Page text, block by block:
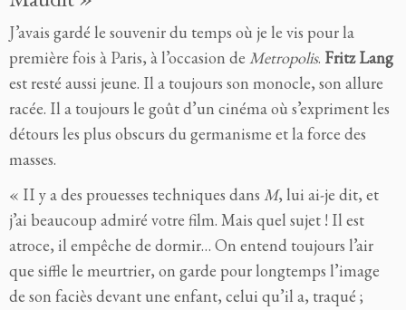
J’avais gardé le souvenir du temps où je le vis pour la
première fois à Paris, à l’occasion de Metropolis. Fritz Lang
est resté aussi jeune. Il a toujours son monocle, son allure
racée. Il a toujours le goût d’un cinéma où s’expriment les
détours les plus obscurs du germanisme et la force des
masses.
« II y a des prouesses techniques dans M, lui ai-je dit, et
j’ai beaucoup admiré votre film. Mais quel sujet ! Il est
atroce, il empêche de dormir… On entend toujours l’air
que siffle le meurtrier, on garde pour longtemps l’image
de son faciès devant une enfant, celui qu’il a, traqué ;